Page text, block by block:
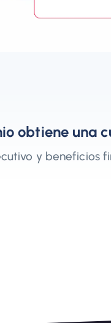
obtiene una
y beneficios